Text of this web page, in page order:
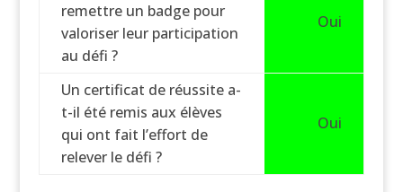
remettre un badge pour
valoriser leur participation
au défi ?
Oui
Un certificat de réussite a-
t-il été remis aux élèves
qui ont fait l’effort de
relever le défi ?
Oui